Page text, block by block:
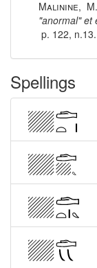
Malinine, M.
"anormal" et
122, n.13.
Spellings